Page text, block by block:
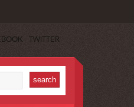
TWITTER